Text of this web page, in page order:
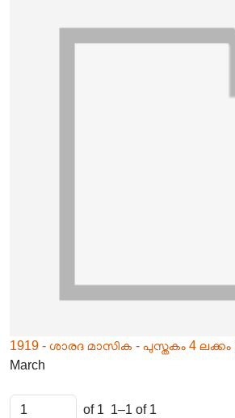
1919 - ശാരദ മാസിക - പുസ്തകം 4 ലക്കം
March
of 1 1–1 of 1